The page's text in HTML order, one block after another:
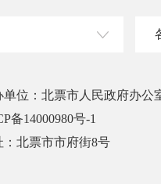
单位：北票市人民政府办公
备14000980号-1
：北票市市府街8号